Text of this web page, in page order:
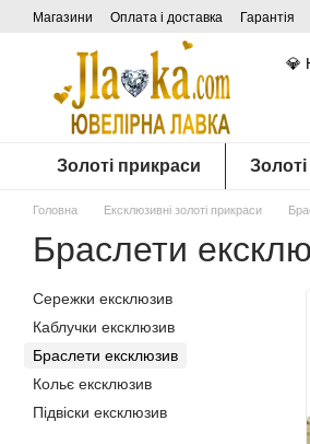
Перейти до основного контенту
Магазини Оплата і доставка Гарантія
💎
Золоті прикраси
Головна Ексклюзивні золоті прикраси
Браслети
Сережки ексклюзив
Каблучки ексклюзив
Браслети ексклюзив
Кольє ексклюзив
Підвіски ексклюзив